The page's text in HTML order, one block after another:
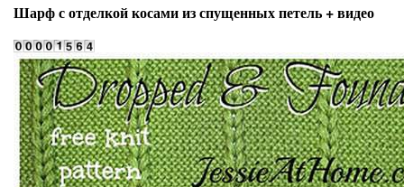
Шарф с отделкой косами из спущенных петель + видео